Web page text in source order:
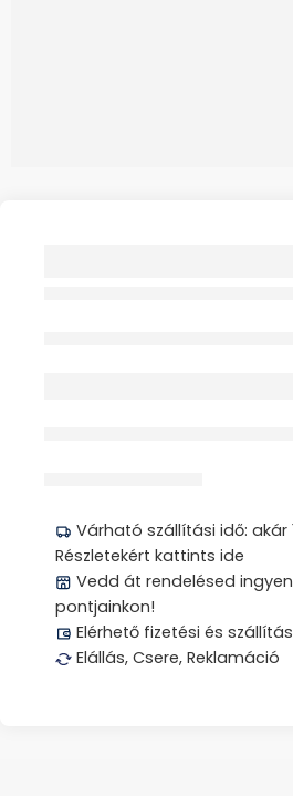
Várható szállítási idő: akár
Részletekért kattints ide
Vedd át rendelésed
pontjainkon!
Elérhető fizetési és
Elállás, Csere, Reklamáció